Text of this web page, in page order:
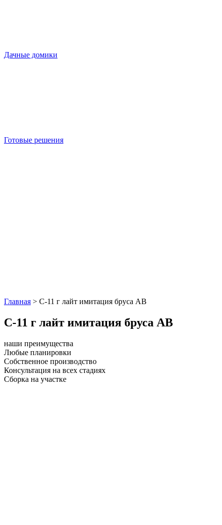
Дачные домики
Готовые решения
Главная > С-11 г лайт имитация бруса АВ
С-11 г лайт имитация бруса АВ
наши преимущества
Любые планировки
Собственное производство
Консультация на всех стадиях
Сборка на участке